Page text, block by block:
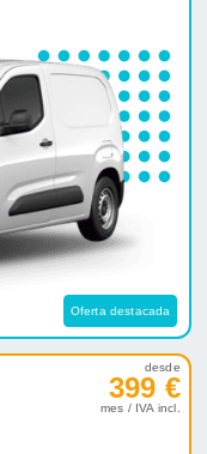
Oferta destacada
desde
399 €
mes / IVA incl.